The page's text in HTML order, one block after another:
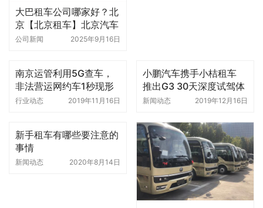
大巴租车公司哪家好？北
京【北京租车】北京汽车
租赁值得推荐
公司新闻 2025年9月16日
南京运管利用5G查车，
非法营运网约车1秒现形
行业动态 2019年11月16日
小鹏汽车携手小桔租车
推出G3 30天深度试驾体
验活动
新闻动态 2019年12月16日
新手租车有哪些要注意的
事情
新闻动态 2020年8月14日